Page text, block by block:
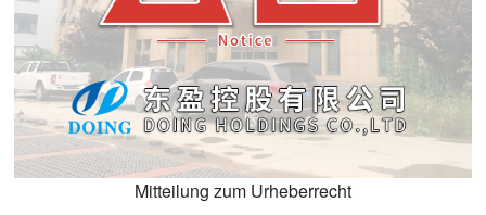
Mitteilung zum Urheberrecht